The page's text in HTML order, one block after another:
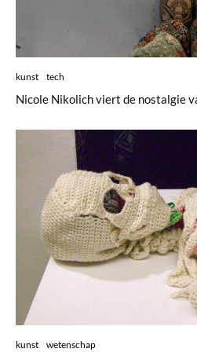
kunst tech
Nicole Nikolich viert de nostalgie
kunst wetenschap